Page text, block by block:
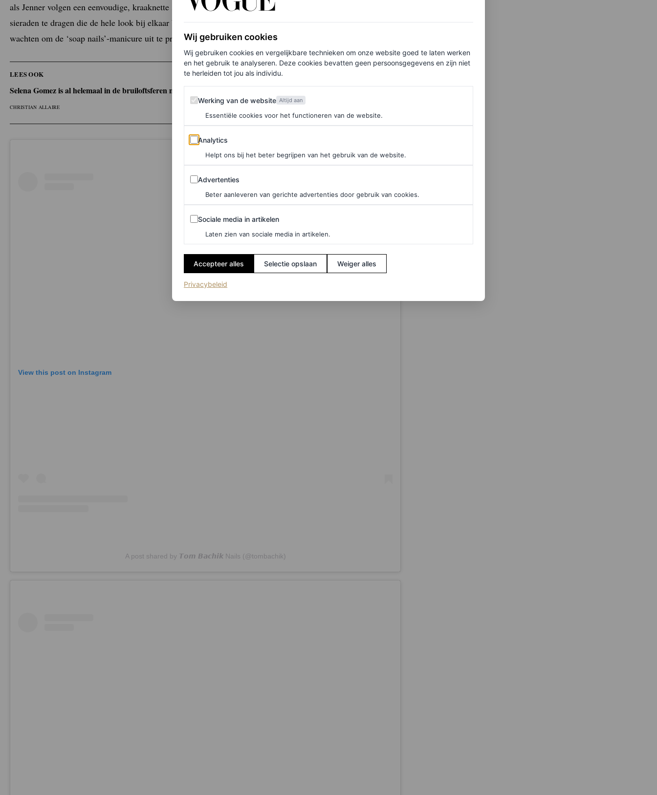
als Jenner volgen een eenvoudige, kraaknette schoonheidsformule en voegen een beetje extra glans toe door
sieraden te dragen die de hele look bij elkaar brengen. Terwijl we vooruitkijken naar de lente, kunnen we niet
wachten om de ‘soap nails’-manicure uit te proberen.
LEES OOK
Selena Gomez is al helemaal in de bruiloftsferen met deze tijdloze witte looks
CHRISTIAN ALLAIRE
View this post on Instagram
A post shared by 𝙏𝙤𝙢 𝘽𝙖𝙘𝙝𝙞𝙠 Nails (@tombachik)
Wij gebruiken cookies
Wij gebruiken cookies en vergelijkbare technieken om onze website goed te laten werken
en het gebruik te analyseren. Deze cookies bevatten geen persoonsgegevens en zijn niet
te herleiden tot jou als individu.
Werking van de website
Werking van de website Altijd aan
Essentiële cookies voor het functioneren van de website.
Analytics
Analytics
Helpt ons bij het beter begrijpen van het gebruik van de website.
Advertenties
Advertenties
Beter aanleveren van gerichte advertenties door gebruik van cookies.
Sociale media in artikelen
Sociale media in artikelen
Laten zien van sociale media in artikelen.
Accepteer alles Selectie opslaan Weiger alles
Privacybeleid